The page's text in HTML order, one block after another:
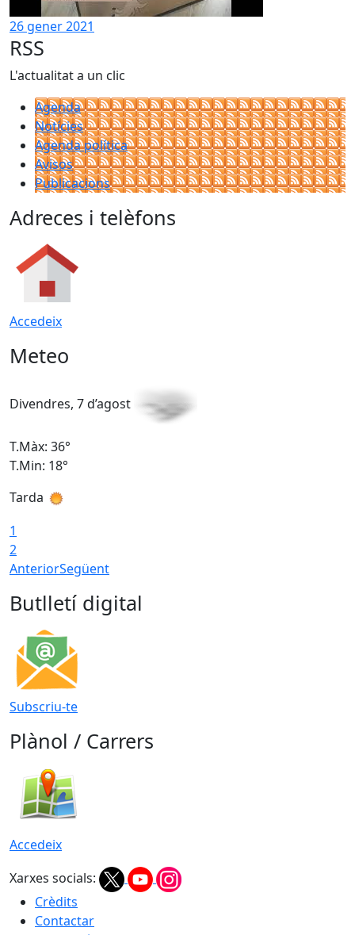
26 gener 2021
RSS
L'actualitat a un clic
Agenda
Notícies
Agenda política
Avisos
Publicacions
Adreces i telèfons
Accedeix
Meteo
Divendres, 7 d’agost
T.Màx: 36°
T.Min: 18°
Tarda
1
2
AnteriorSegüent
Butlletí digital
Subscriu-te
Plànol / Carrers
Accedeix
Xarxes socials:
Crèdits
Contactar